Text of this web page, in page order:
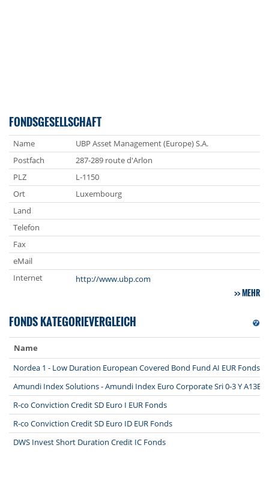
FONDSGESELLSCHAFT
Name
UBP Asset Management (Europe) S.A.
Postfach
287-289 route d'Arlon
PLZ
L-1150
Ort
Luxembourg
Land
Telefon
Fax
eMail
Internet
http://www.ubp.com
MEHR
FONDS KATEGORIEVERGLEICH
Name
Nordea 1 - Low Duration European Covered Bond Fund AI EUR Fonds
Amundi Index Solutions - Amundi Index Euro Corporate Sri 0-3 Y A13E
R-co Conviction Credit SD Euro I EUR Fonds
R-co Conviction Credit SD Euro ID EUR Fonds
DWS Invest Short Duration Credit IC Fonds